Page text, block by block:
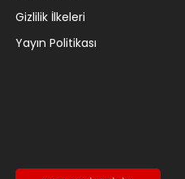
Gizlilik İlkeleri
Yayın Politikası